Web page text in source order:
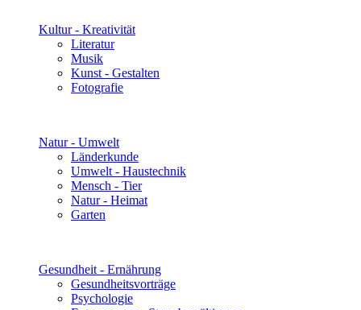
Kultur - Kreativität
Literatur
Musik
Kunst - Gestalten
Fotografie
Natur - Umwelt
Länderkunde
Umwelt - Haustechnik
Mensch - Tier
Natur - Heimat
Garten
Gesundheit - Ernährung
Gesundheitsvorträge
Psychologie